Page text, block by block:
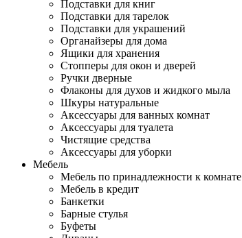
Подставки для книг
Подставки для тарелок
Подставки для украшений
Органайзеры для дома
Ящики для хранения
Стопперы для окон и дверей
Ручки дверные
Флаконы для духов и жидкого мыла
Шкуры натуральные
Аксессуары для ванных комнат
Аксессуары для туалета
Чистящие средства
Аксессуары для уборки
Мебель
Мебель по принадлежности к комнате
Мебель в кредит
Банкетки
Барные стулья
Буфеты